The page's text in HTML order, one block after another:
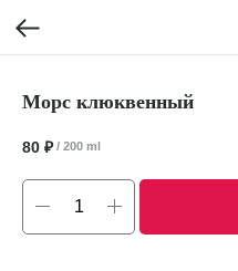
Морс клюквенный
80 ₽ / 200 ml